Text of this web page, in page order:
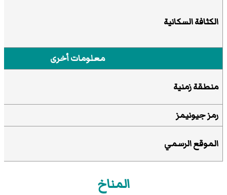
الكثافة السكانية
معلومات أخرى
منطقة زمنية
رمز جيونيمز
الموقع الرسمي
المناخ